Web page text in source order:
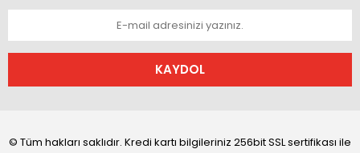
KAYDOL
© Tüm hakları saklıdır. Kredi kartı bilgileriniz 256bit SSL sertifikası ile